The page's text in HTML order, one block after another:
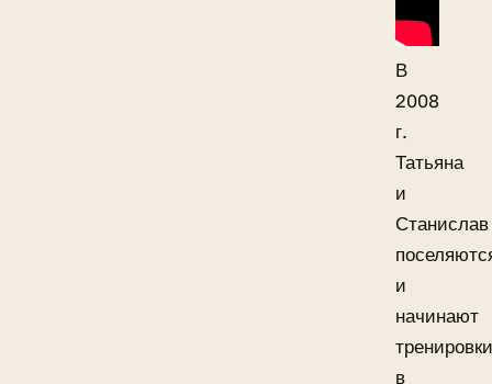
В
2008
г.
Татьяна
и
Станислав
и
начинают
тренировки
в